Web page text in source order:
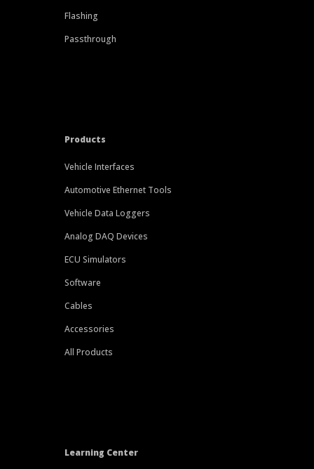
Flashing
Passthrough
Products
Vehicle Interfaces
Automotive Ethernet Tools
Vehicle Data Loggers
Analog DAQ Devices
ECU Simulators
Software
Cables
Accessories
All Products
Learning Center